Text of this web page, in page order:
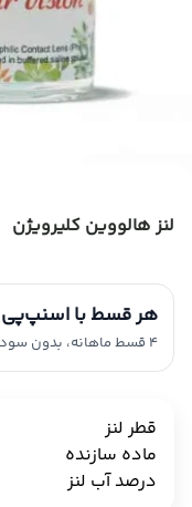
لنز هالووین کلیرویژن
هر قسط با
4 قسط ماهانه، بدون سود، چک و ضامن.
قطر لنز
ماده سازنده
درصد آب لنز